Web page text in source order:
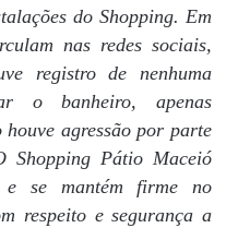
do Shopping. Em
nas redes sociais,
registro de nenhuma
o banheiro, apenas
agressão por parte
Shopping Pátio Maceió
e se mantém firme no
respeito e segurança a